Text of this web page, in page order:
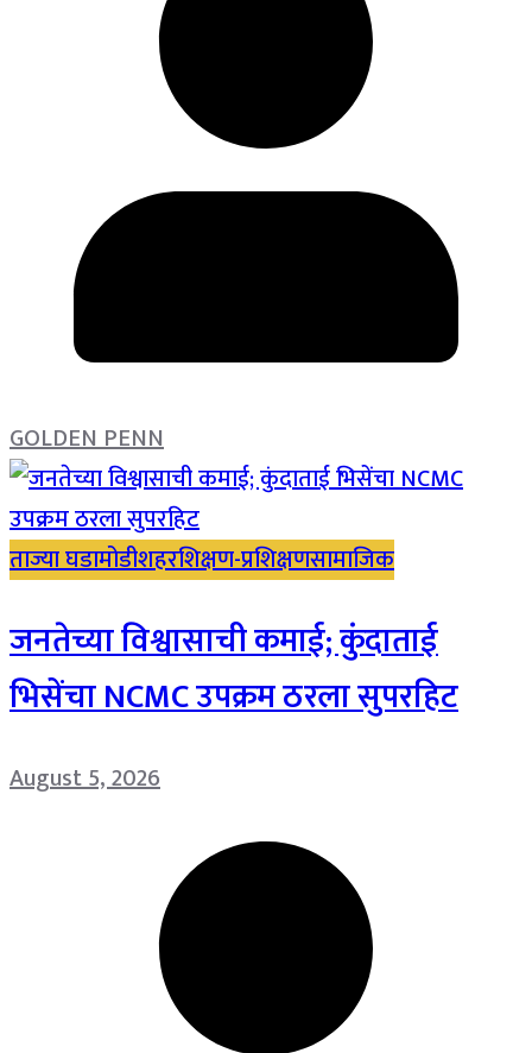
GOLDEN PENN
ताज्या घडामोडीशहरशिक्षण-प्रशिक्षणसामाजिक
जनतेच्या विश्वासाची कमाई; कुंदाताई
भिसेंचा NCMC उपक्रम ठरला सुपरहिट
August 5, 2026